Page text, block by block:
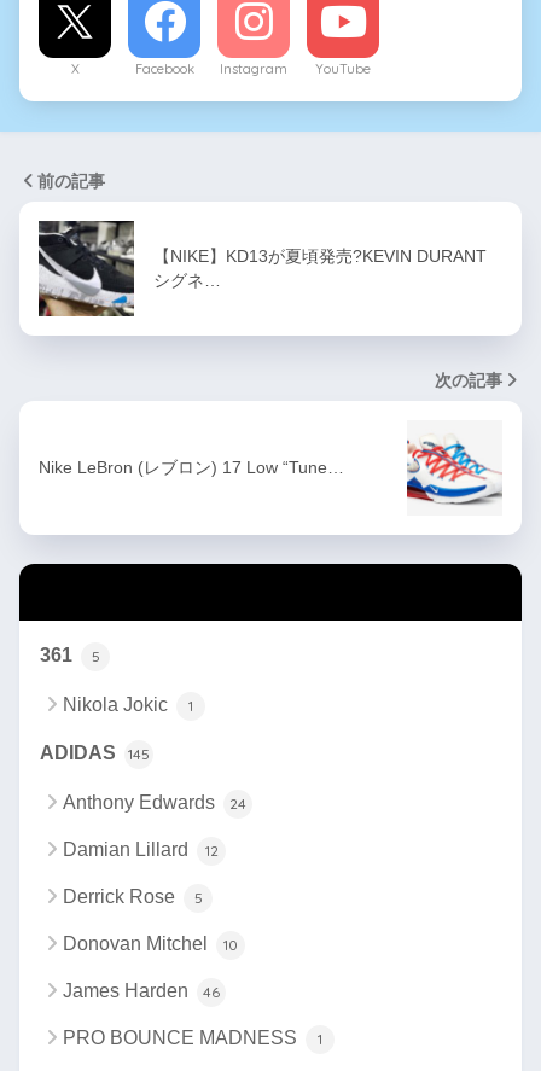
X Facebook Instagram YouTube
前の記事
【NIKE】KD13が夏頃発売?KEVIN DURANT
シグネ…
次の記事
Nike LeBron (レブロン) 17 Low “Tune…
361 5
Nikola Jokic 1
ADIDAS 145
Anthony Edwards 24
Damian Lillard 12
Derrick Rose 5
Donovan Mitchel 10
James Harden 46
PRO BOUNCE MADNESS 1